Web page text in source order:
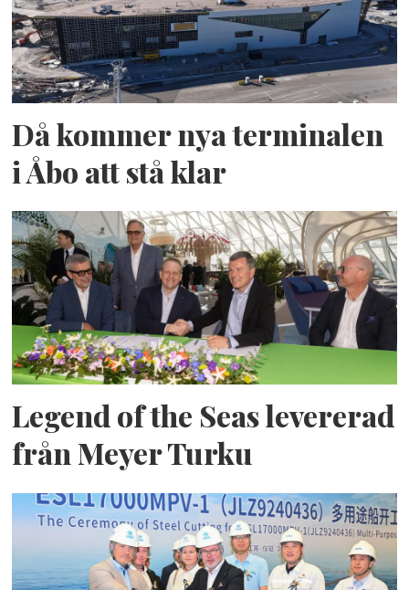
Då kommer nya terminalen
i Åbo att stå klar
Legend of the Seas levererad
från Meyer Turku